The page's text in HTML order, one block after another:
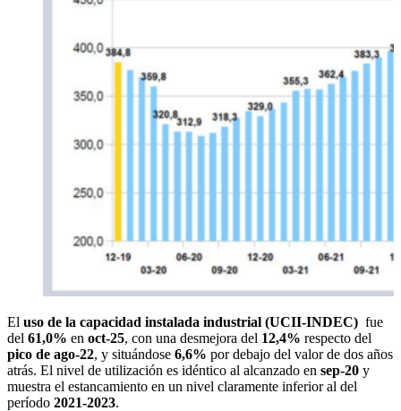
El uso de la capacidad instalada industrial (UCII-INDEC) fue
del 61,0% en oct-25, con una desmejora del 12,4% respecto del
pico de ago-22, y situándose 6,6% por debajo del valor de dos años
atrás. El nivel de utilización es idéntico al alcanzado en sep-20 y
muestra el estancamiento en un nivel claramente inferior al del
período 2021-2023.